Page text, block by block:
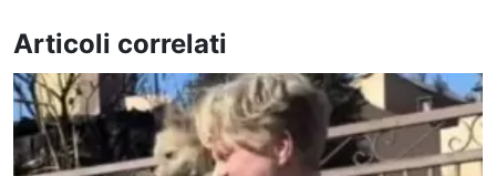
Articoli correlati